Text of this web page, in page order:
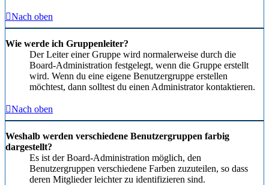
Nach oben
Wie werde ich Gruppenleiter?
Der Leiter einer Gruppe wird normalerweise durch die
Board-Administration festgelegt, wenn die Gruppe erstellt
wird. Wenn du eine eigene Benutzergruppe erstellen
möchtest, dann solltest du einen Administrator kontaktieren.
Nach oben
Weshalb werden verschiedene Benutzergruppen farbig
dargestellt?
Es ist der Board-Administration möglich, den
Benutzergruppen verschiedene Farben zuzuteilen, so dass
deren Mitglieder leichter zu identifizieren sind.